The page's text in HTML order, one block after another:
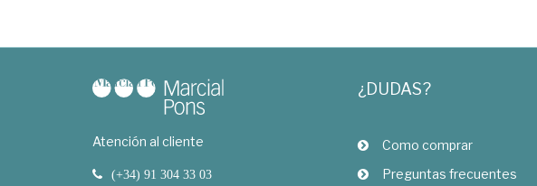
Atención al cliente
(+34) 91 304 33 03
¿DUDAS?
Como comprar
Preguntas frecuentes